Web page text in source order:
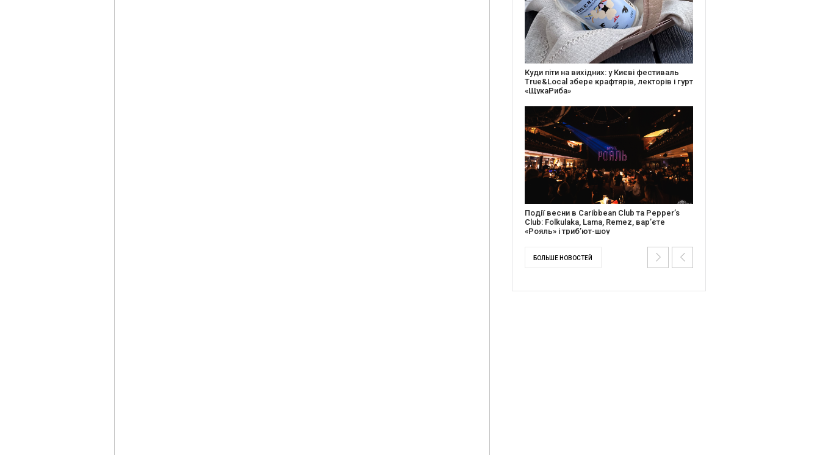
27 років музичної історії: Caribbean Club
відсвяткує День Народження серією
благодійних подій
Документальний фільм “Будинок “Слово”
англійською покажуть в країнах Європи,
Канаді та США
БОЛЬШЕ НОВОСТЕЙ